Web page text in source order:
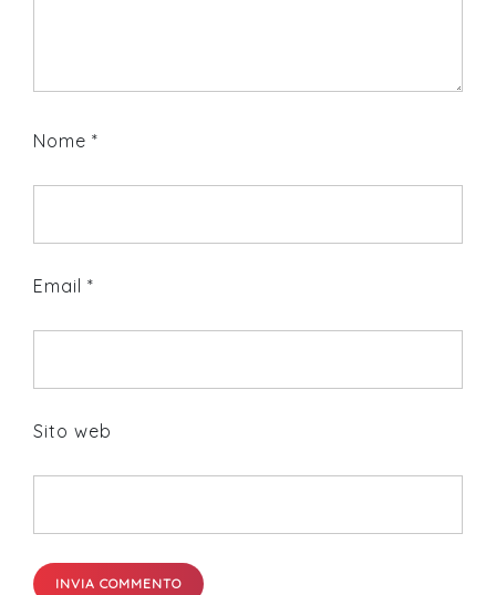
Nome *
Email *
Sito web